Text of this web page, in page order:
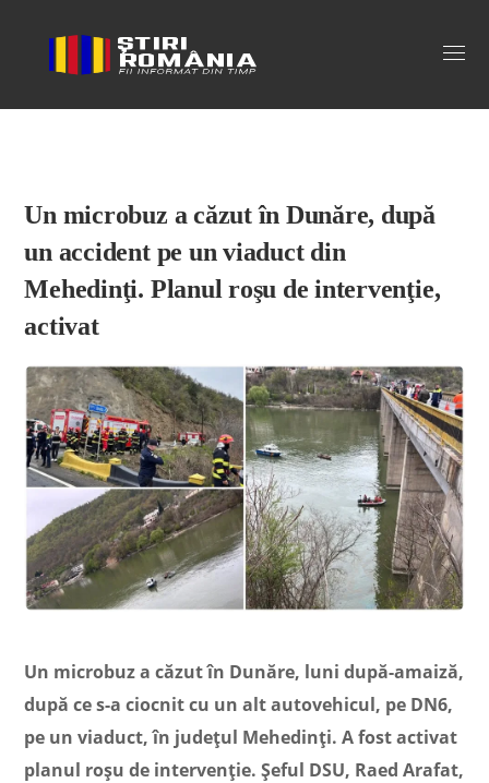
Stiri Romania
Un microbuz a căzut în Dunăre, după
un accident pe un viaduct din
Mehedinţi. Planul roşu de intervenţie,
activat
Un microbuz a căzut în Dunăre, luni după-amaiză,
după ce s-a ciocnit cu un alt autovehicul, pe DN6,
pe un viaduct, în judeţul Mehedinţi. A fost activat
planul roşu de intervenţie. Şeful DSU, Raed Arafat,